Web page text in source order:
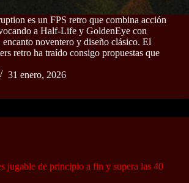
es un FPS retro que combina acción
a Half-Life y GoldenEye con
noventero y diseño clásico. El
retro ha traído consigo propuestas que
31 enero, 2026
jugable de principio a fin y supera las 40